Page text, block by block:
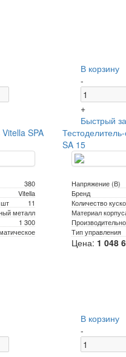
В корзину
-
+
Быстрый
Vitella SPA
380
Vitella
шт
11
металл
1 300
SA 15
Напряжение (В)
Бренд
Количество
Материал
Тип управления
Цена: 1 048
В корзину
-